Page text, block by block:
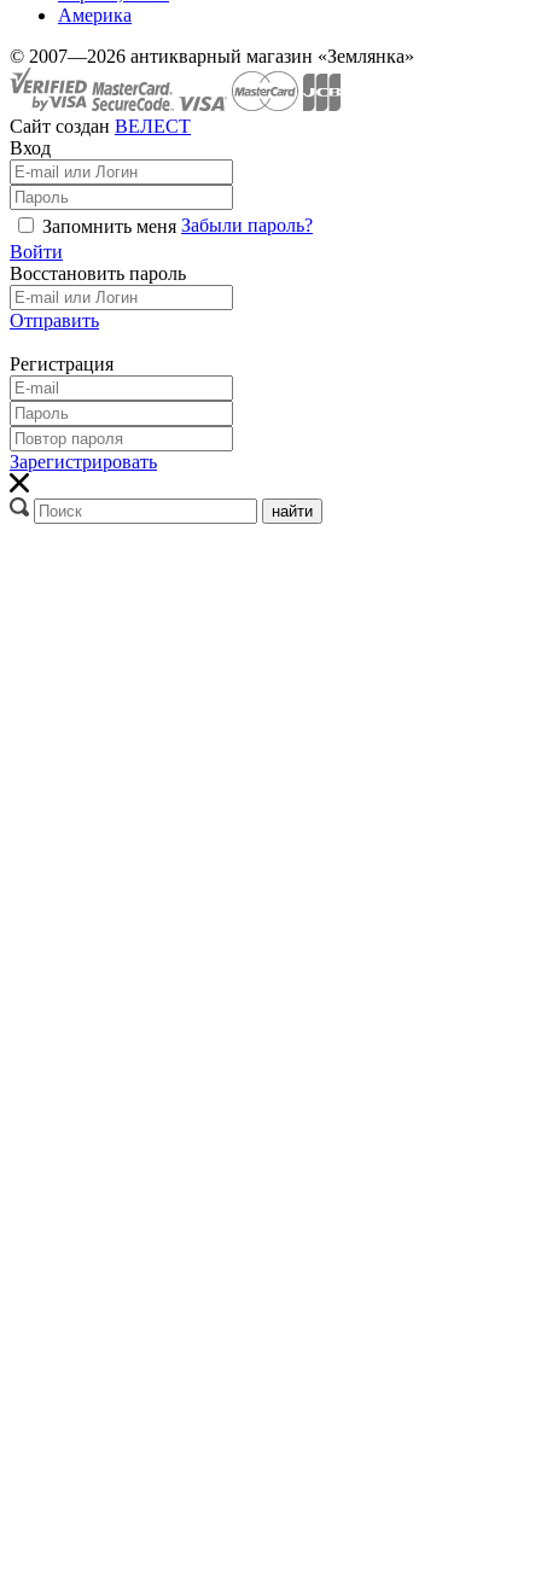
Америка
© 2007—2026 антикварный магазин «Землянка»
Сайт создан ВЕЛЕСТ
Вход
Запомнить меня Забыли пароль?
Войти
Восстановить пароль
Отправить
Регистрация
Зарегистрировать
найти